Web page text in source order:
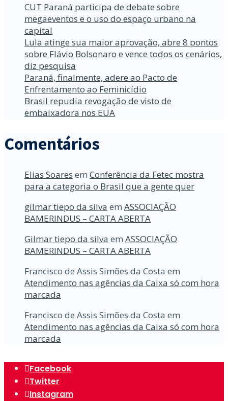
CUT Paraná participa de debate sobre
megaeventos e o uso do espaço urbano na
capital
Lula atinge sua maior aprovação, abre 8 pontos
sobre Flávio Bolsonaro e vence todos os cenários,
diz pesquisa
Paraná, finalmente, adere ao Pacto de
Enfrentamento ao Feminicídio
Brasil repudia revogação de visto de
embaixadora nos EUA
Comentários
Elias Soares em Conferência da Fetec mostra
para a categoria o Brasil que a gente quer
gilmar tiepo da silva em ASSOCIAÇÃO
BAMERINDUS – CARTA ABERTA
Gilmar tiepo da silva em ASSOCIAÇÃO
BAMERINDUS – CARTA ABERTA
Francisco de Assis Simões da Costa em
Atendimento nas agências da Caixa só com hora
marcada
Francisco de Assis Simões da Costa em
Atendimento nas agências da Caixa só com hora
marcada
Facebook
Twitter
Instagram